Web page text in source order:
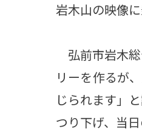
岩木山の映像
弘前市岩木
リーを作るが
じられます」
つり下げ、当